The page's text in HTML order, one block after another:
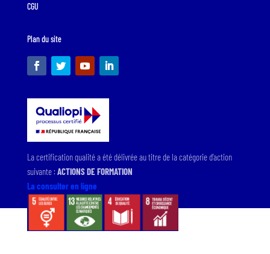
CGU
Plan du site
La certification qualité a été délivrée au titre de la catégorie d’action
suivante : ACTIONS DE FORMATION
La consulter en ligne